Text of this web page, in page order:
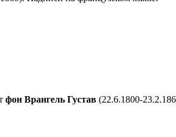
фон Врангель Густав (22.6.1800-